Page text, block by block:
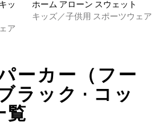
ッ
ア
ホーム アローン スウェット
キッズ／子供用 スポーツウェア
ーカー（フー
ラック • コッ
覧